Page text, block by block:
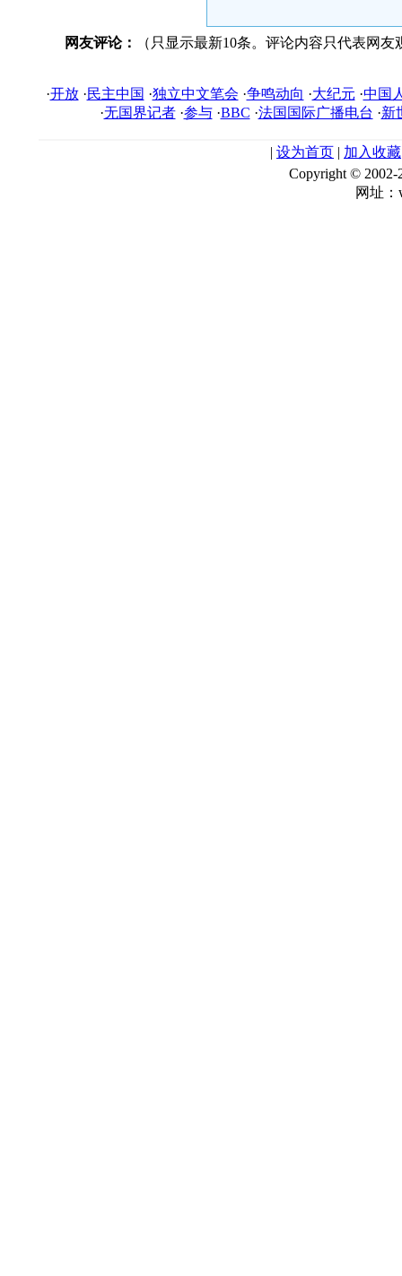
网友评论： （只显示最新10条。评论内容只代表网
·开放·民主中国 ·独立中文笔会 ·争鸣动向 ·大纪元 ·中国
·无国界记者·参与·BBC ·法国国际广播电台 ·新
| 设为首页 | 加入收藏
Copyright ©
网址：